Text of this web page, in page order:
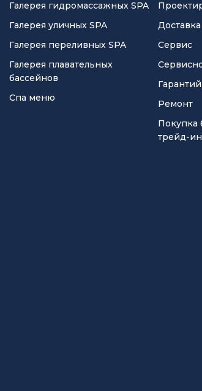
Галерея гидромассажных SPA
Галерея уличных SPA
Галерея переливных SPA
Галерея плавательных
бассейнов
Спа меню
Доставка
Сервис
Ремонт
Покупка
трейд-ин